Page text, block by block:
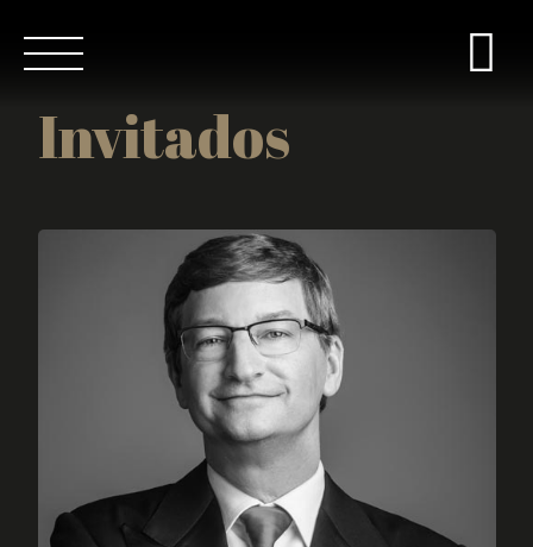
Invitados